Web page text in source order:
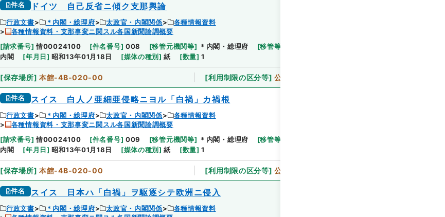
件名 ドイツ 自己反省ニ傾ク支那輿論
行政文書 ＊内閣・総理府 太政官・内閣関係
各種情報資料
各種情報資料・支那事変ニ関スル各国新聞論調概要
[請求番号] 情00024100 [件名番号] 008 [移管元機関等] ＊内閣・総理府 [移管等年度
内閣
[年月日] 昭和13年01月18日 [媒体の種別] 紙 [数量] 1
[保存場所] 本館-4B-020-00 [利用制限の区分等] 公開
件名 スイス 白人ノ亜細亜侵略ニヨル「白禍」カ禍根
行政文書 ＊内閣・総理府 太政官・内閣関係
各種情報資料
各種情報資料・支那事変ニ関スル各国新聞論調概要
[請求番号] 情00024100 [件名番号] 009 [移管元機関等] ＊内閣・総理府 [移管等年度
内閣
[年月日] 昭和13年01月18日 [媒体の種別] 紙 [数量] 1
[保存場所] 本館-4B-020-00 [利用制限の区分等] 公開
件名 スイス 日本ハ「白禍」ヲ駆逐シテ欧洲ニ侵入
行政文書 ＊内閣・総理府 太政官・内閣関係
各種情報資料